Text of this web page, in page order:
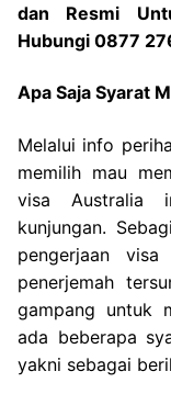
dan Resmi
Hubungi 0877
Apa Saja Syarat
Melalui info
memilih mau
visa Australia
kunjungan.
pengerjaan
penerjemah
gampang untuk
ada beberapa
yakni sebagai